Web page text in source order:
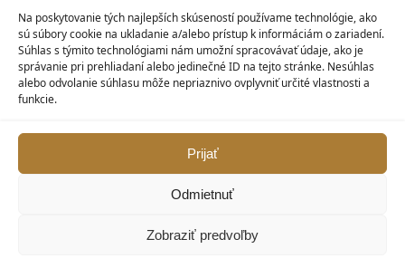
Na poskytovanie tých najlepších skúseností používame technológie, ako
sú súbory cookie na ukladanie a/alebo prístup k informáciám o zariadení.
Súhlas s týmito technológiami nám umožní spracovávať údaje, ako je
správanie pri prehliadaní alebo jedinečné ID na tejto stránke. Nesúhlas
alebo odvolanie súhlasu môže nepriaznivo ovplyvniť určité vlastnosti a
funkcie.
Prijať
Odmietnuť
Zobraziť predvoľby
História objednávok
Zľavové kupóny
KONTAKT
MAXILO DENTAL, s. r. o.
917 05 Trnava